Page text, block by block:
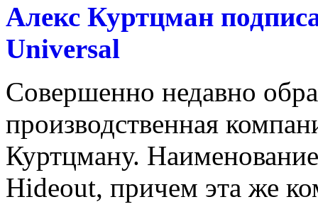
Алекс Куртцман
Universal
Совершенно недавно
производственная
Куртцману.
Hideout, причем эта же